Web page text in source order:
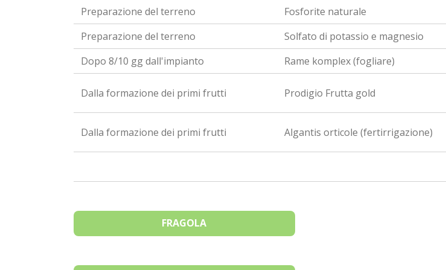
Preparazione del terreno
Fosforite naturale
Preparazione del terreno
Solfato di potassio e magnesio
Dopo 8/10 gg dall'impianto
Rame komplex (fogliare)
Dalla formazione dei primi frutti Prodigio Frutta gold
Dalla formazione dei primi frutti Algantis orticole (fertirrigazione)
FRAGOLA